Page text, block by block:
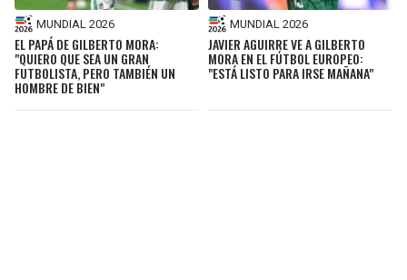
MUNDIAL 2026
EL PAPÁ DE GILBERTO MORA:
"QUIERO QUE SEA UN GRAN
FUTBOLISTA, PERO TAMBIÉN UN
HOMBRE DE BIEN"
MUNDIAL 2026
JAVIER AGUIRRE VE A GILBERTO
MORA EN EL FÚTBOL EUROPEO:
"ESTÁ LISTO PARA IRSE MAÑANA"